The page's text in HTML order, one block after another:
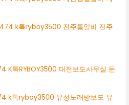
k톡ryboy3500 전주룸알바 전주
K톡RYBOY3500 대전보도사무실 둔
k톡ryboy3500 유성노래방보도 유